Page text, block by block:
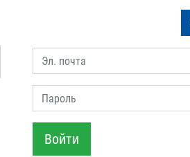
Эл. почта
Пароль
Войти